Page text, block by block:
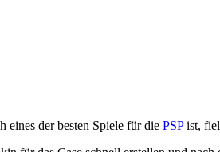
eines der besten Spiele für die PSPist, fiel